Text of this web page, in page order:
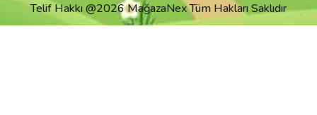
Telif Hakkı @2026 MağazaNex Tüm Hakları Saklıdır